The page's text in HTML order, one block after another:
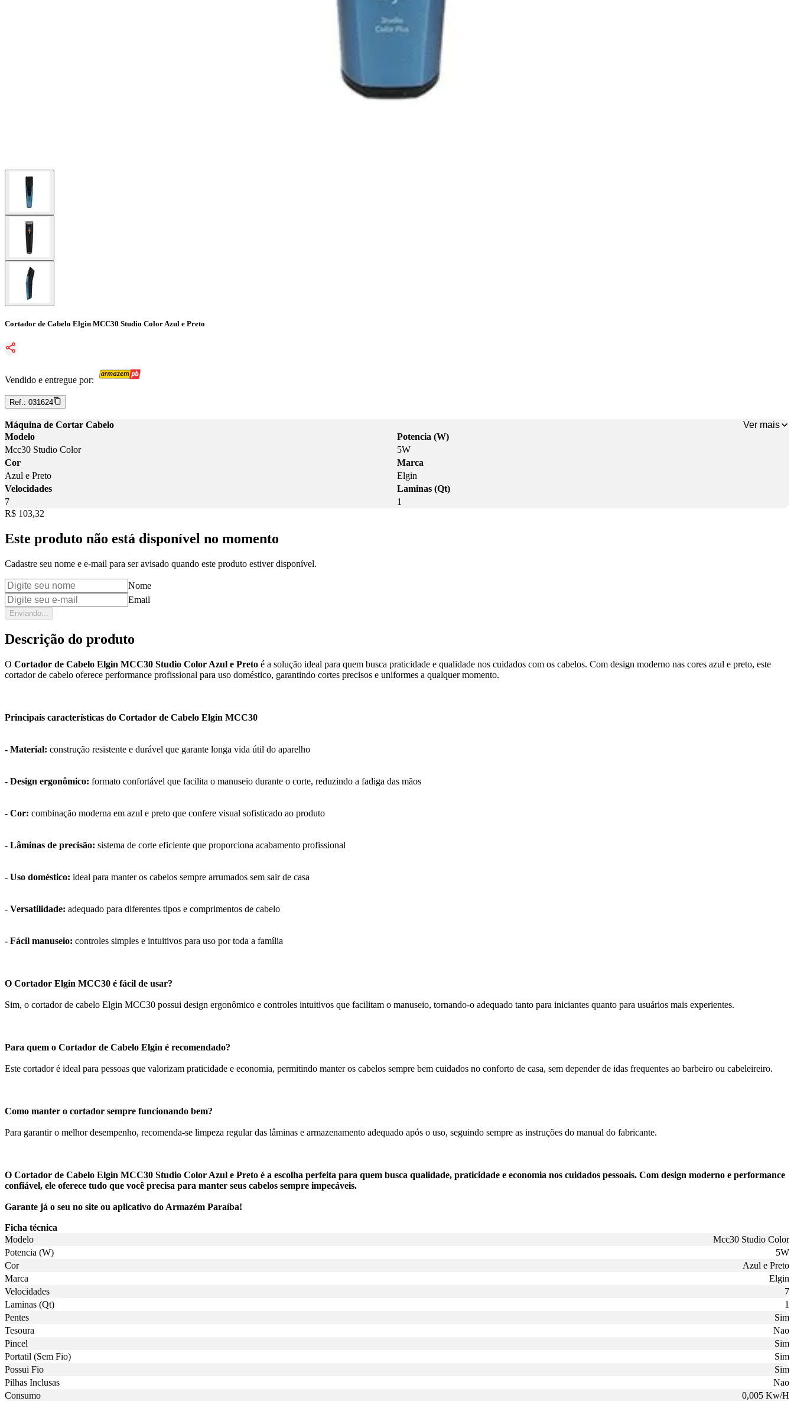
Cortador de Cabelo Elgin MCC30 Studio Color Azul e Preto
Vendido e entregue por:
Ref.: 031624
Máquina de Cortar Cabelo
Ver mais
Modelo
Mcc30 Studio Color
Potencia (W)
5W
Cor
Azul e Preto
Marca
Elgin
Velocidades
7
Laminas (Qt)
1
Price:
R$ 103,32
Este produto não está disponível no momento
Cadastre seu nome e e-mail para ser avisado quando este produto estiver disponível.
Nome
Email
Enviando...
Descrição do produto
O Cortador de Cabelo Elgin MCC30 Studio Color Azul e Preto é a solução ideal para quem busca praticidade e qualidade nos cuidados com os cabelos. Com design moderno nas cores azul e preto, este
cortador de cabelo oferece performance profissional para uso doméstico, garantindo cortes precisos e uniformes a qualquer momento.
Principais características do Cortador de Cabelo Elgin MCC30
- Material: construção resistente e durável que garante longa vida útil do aparelho
- Design ergonômico: formato confortável que facilita o manuseio durante o corte, reduzindo a fadiga das mãos
- Cor: combinação moderna em azul e preto que confere visual sofisticado ao produto
- Lâminas de precisão: sistema de corte eficiente que proporciona acabamento profissional
- Uso doméstico: ideal para manter os cabelos sempre arrumados sem sair de casa
- Versatilidade: adequado para diferentes tipos e comprimentos de cabelo
- Fácil manuseio: controles simples e intuitivos para uso por toda a família
O Cortador Elgin MCC30 é fácil de usar?
Sim, o cortador de cabelo Elgin MCC30 possui design ergonômico e controles intuitivos que facilitam o manuseio, tornando-o adequado tanto para iniciantes quanto para usuários mais experientes.
Para quem o Cortador de Cabelo Elgin é recomendado?
Este cortador é ideal para pessoas que valorizam praticidade e economia, permitindo manter os cabelos sempre bem cuidados no conforto de casa, sem depender de idas frequentes ao barbeiro ou cabeleireiro.
Como manter o cortador sempre funcionando bem?
Para garantir o melhor desempenho, recomenda-se limpeza regular das lâminas e armazenamento adequado após o uso, seguindo sempre as instruções do manual do fabricante.
O Cortador de Cabelo Elgin MCC30 Studio Color Azul e Preto é a escolha perfeita para quem busca qualidade, praticidade e economia nos cuidados pessoais. Com design moderno e performance
confiável, ele oferece tudo que você precisa para manter seus cabelos sempre impecáveis.
Garante já o seu no site ou aplicativo do Armazém Paraíba!
Ficha técnica
Modelo
Mcc30 Studio Color
Potencia (W)
5W
Cor
Azul e Preto
Marca
Elgin
Velocidades
7
Laminas (Qt)
1
Pentes
Sim
Tesoura
Nao
Pincel
Sim
Portatil (Sem Fio)
Sim
Possui Fio
Sim
Pilhas Inclusas
Nao
Consumo
0,005 Kw/H